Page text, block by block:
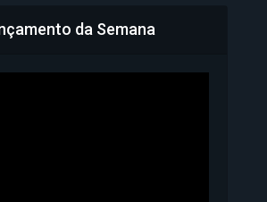
inicia emissão da
da Semana